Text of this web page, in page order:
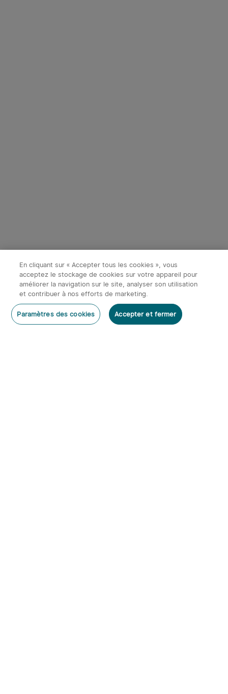
En cliquant sur « Accepter tous les cookies », vous
acceptez le stockage de cookies sur votre appareil pour
améliorer la navigation sur le site, analyser son utilisation
et contribuer à nos efforts de marketing.
Paramètres des cookies Accepter et fermer